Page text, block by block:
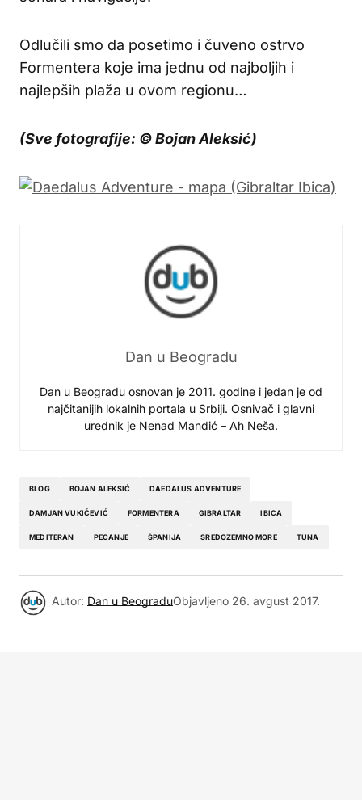
Odlučili smo da posetimo i čuveno ostrvo
Formentera koje ima jednu od najboljih i
najlepših plaža u ovom regionu…
(Sve fotografije: © Bojan Aleksić)
Dan u Beogradu
Dan u Beogradu osnovan je 2011. godine i jedan je od
najčitanijih lokalnih portala u Srbiji. Osnivač i glavni
urednik je Nenad Mandić – Ah Neša.
BLOG BOJAN ALEKSIĆ DAEDALUS ADVENTURE
DAMJAN VUKIĆEVIĆ FORMENTERA GIBRALTAR IBICA
MEDITERAN PECANJE ŠPANIJA SREDOZEMNO MORE TUNA
Autor: Dan u BeograduObjavljeno 26. avgust 2017.